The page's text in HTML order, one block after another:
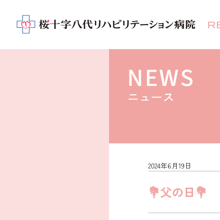
NEWS
ニュース
2024年6月19日
💐父の日💐